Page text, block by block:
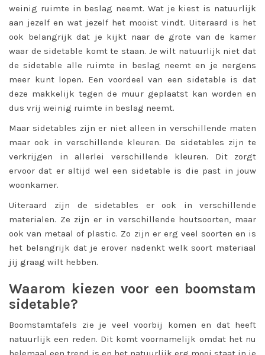
weinig ruimte in beslag neemt. Wat je kiest is natuurlijk
aan jezelf en wat jezelf het mooist vindt. Uiteraard is het
ook belangrijk dat je kijkt naar de grote van de kamer
waar de sidetable komt te staan. Je wilt natuurlijk niet dat
de sidetable alle ruimte in beslag neemt en je nergens
meer kunt lopen. Een voordeel van een sidetable is dat
deze makkelijk tegen de muur geplaatst kan worden en
dus vrij weinig ruimte in beslag neemt.
Maar sidetables zijn er niet alleen in verschillende maten
maar ook in verschillende kleuren. De sidetables zijn te
verkrijgen in allerlei verschillende kleuren. Dit zorgt
ervoor dat er altijd wel een sidetable is die past in jouw
woonkamer.
Uiteraard zijn de sidetables er ook in verschillende
materialen. Ze zijn er in verschillende houtsoorten, maar
ook van metaal of plastic. Zo zijn er erg veel soorten en is
het belangrijk dat je erover nadenkt welk soort materiaal
jij graag wilt hebben.
Waarom kiezen voor een boomstam
sidetable?
Boomstamtafels zie je veel voorbij komen en dat heeft
natuurlijk een reden. Dit komt voornamelijk omdat het nu